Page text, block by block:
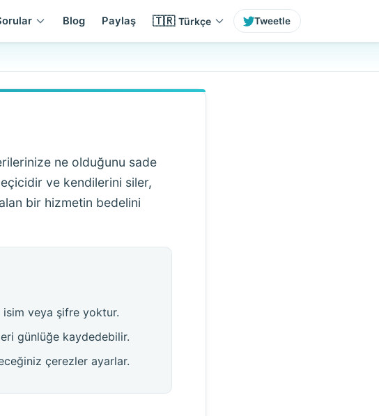
Blog Paylaş 🇹🇷 Türkçe Tweetle
ne olduğunu sade
ve kendilerini siler,
bir hizmetin bedelini
isim veya şifre yoktur.
günlüğe kaydedebilir.
çerezler ayarlar.